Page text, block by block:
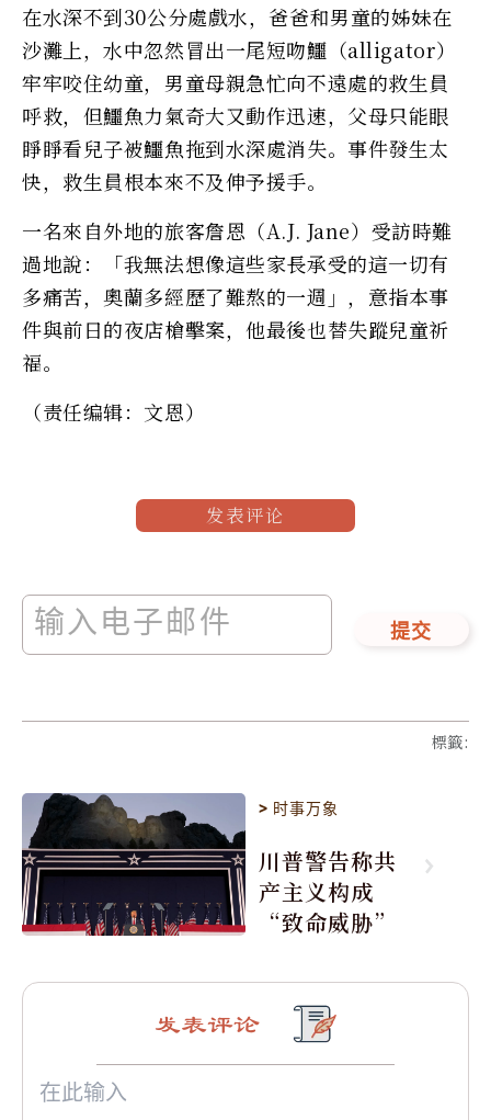
在水深不到30公分處戲水，爸爸和男童的姊妹在
沙灘上，水中忽然冒出一尾短吻鱷（alligator）
牢牢咬住幼童，男童母親急忙向不遠處的救生員
呼救，但鱷魚力氣奇大又動作迅速，父母只能眼
睜睜看兒子被鱷魚拖到水深處消失。事件發生太
快，救生員根本來不及伸予援手。
一名來自外地的旅客詹恩（A.J. Jane）受訪時難
過地說：「我無法想像這些家長承受的這一切有
多痛苦，奧蘭多經歷了難熬的一週」，意指本事
件與前日的夜店槍擊案，他最後也替失蹤兒童祈
福。
（责任编辑：文恩）
发表评论
提交
標籤:
> 时事万象
川普警告称共
产主义构成
“致命威胁”
发表评论